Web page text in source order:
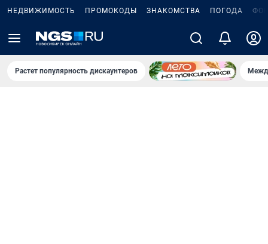
НЕДВИЖИМОСТЬ ПРОМОКОДЫ ЗНАКОМСТВА ПОГОДА
Растет популярность дискаунтеров